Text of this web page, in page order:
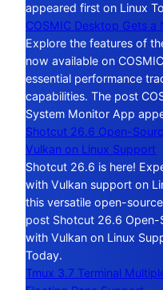
appeared first on Linux
COSMIC Desktop Gets
Explore the features of
now available on
essential performance
capabilities. The post
System Monitor App
Shotcut 26.6 Open-
Vulkan on Linux Support
Shotcut 26.6 is here!
with Vulkan support on
this versatile open-
post Shotcut 26.6 Open-
with Vulkan on Linux
Today.
Tmux 3.7 Terminal